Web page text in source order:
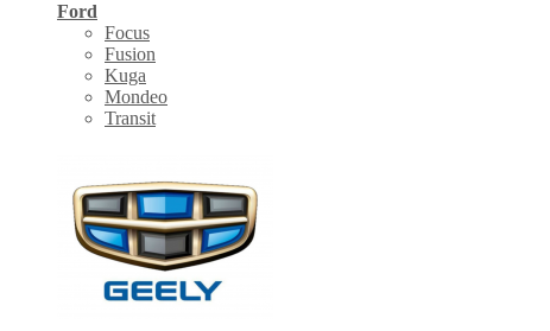
Ford
Focus
Fusion
Kuga
Mondeo
Transit